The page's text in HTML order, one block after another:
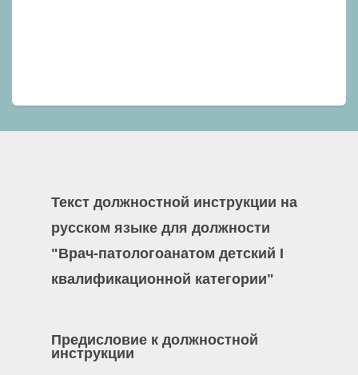
Текст должностной инструкции на
русском языке для должности
"Врач-патологоанатом детский I
квалификационной категории"
Предисловие к должностной
инструкции